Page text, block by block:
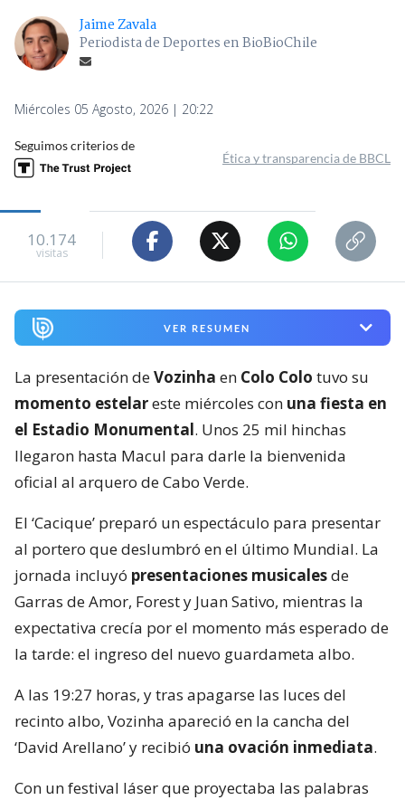
Jaime Zavala
Periodista de Deportes en BioBioChile
Miércoles 05 Agosto, 2026 | 20:22
Seguimos criterios de
Ética y transparencia de BBCL
10.174
visitas
VER RESUMEN
La presentación deVozinha en Colo Colo tuvo su
momento estelareste miércoles con una fiesta en
el Estadio Monumental. Unos 25 mil hinchas
llegaron hasta Macul para darle la bienvenida
oficial al arquero de Cabo Verde.
El ‘Cacique’ preparó un espectáculo para presentar
al portero que deslumbró en el último Mundial. La
jornada incluyó presentaciones musicalesde
Garras de Amor, Forest y Juan Sativo, mientras la
expectativa crecía por el momento más esperado de
la tarde: el ingreso del nuevo guardameta albo.
A las 19:27 horas, y tras apagarse las luces del
recinto albo, Vozinha apareció en la cancha del
‘David Arellano’ y recibió una ovación inmediata.
Con un festival láser que proyectaba las palabras